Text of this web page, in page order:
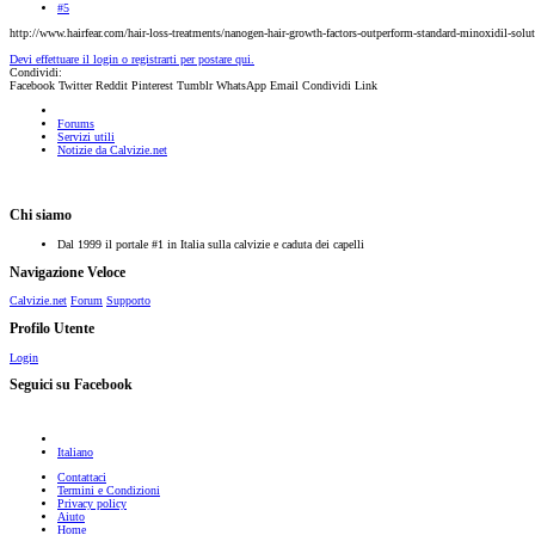
#5
http://www.hairfear.com/hair-loss-treatments/nanogen-hair-growth-factors-outperform-standard-minoxidil-
Devi effettuare il login o registrarti per postare qui.
Condividi:
Facebook Twitter Reddit Pinterest Tumblr WhatsApp Email Condividi Link
Forums
Servizi utili
Notizie da Calvizie.net
Chi siamo
Dal 1999 il portale #1 in Italia sulla calvizie e caduta dei capelli
Navigazione Veloce
Calvizie.net Forum Supporto
Profilo Utente
Login
Seguici su Facebook
Italiano
Contattaci
Termini e Condizioni
Privacy policy
Aiuto
Home